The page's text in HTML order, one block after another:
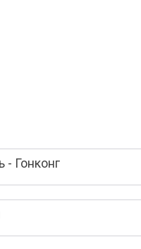
- Гонконг